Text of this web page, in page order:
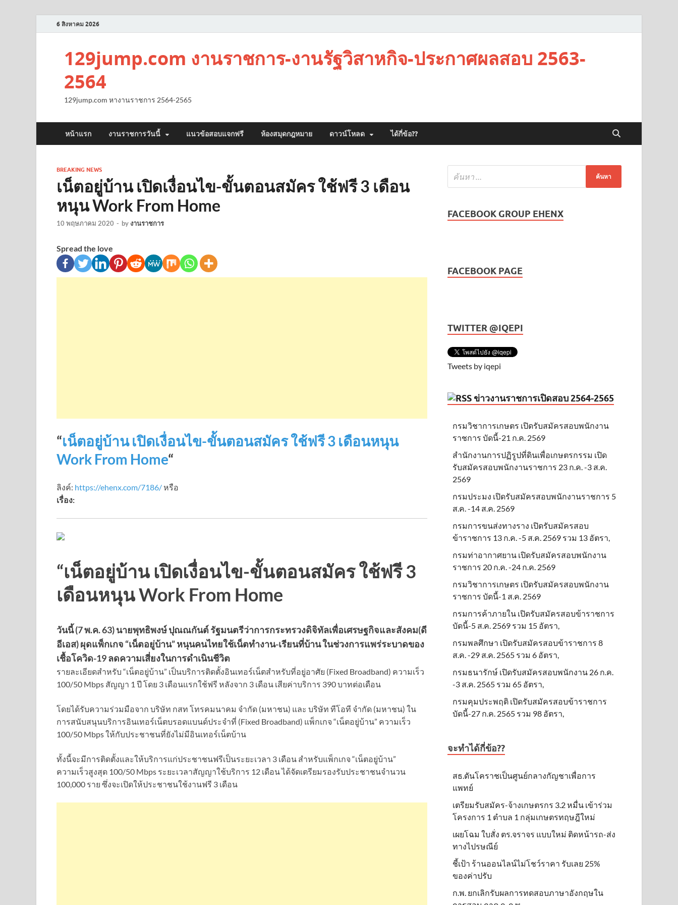
6 สิงหาคม 2026
129jump.com งานราชการ-งานรัฐวิสาหกิจ-ประกาศผลสอบ 2563-
2564
129jump.com หางานราชการ 2564-2565
หน้าแรก งานราชการวันนี้ แนวข้อสอบแจกฟรี ห้องสมุดกฎหมาย ดาวน์โหลด ได้กี่ข้อ??
BREAKING NEWS
เน็ตอยู่บ้าน เปิดเงื่อนไข-ขั้นตอนสมัคร ใช้ฟรี 3 เดือน
หนุน Work From Home
10 พฤษภาคม 2020 - by งานราชการ
Spread the love
“เน็ตอยู่บ้าน เปิดเงื่อนไข-ขั้นตอนสมัคร ใช้ฟรี 3 เดือนหนุน
Work From Home“
ลิงค์: https://ehenx.com/7186/หรือ
เรื่อง:
“เน็ตอยู่บ้าน เปิดเงื่อนไข-ขั้นตอนสมัคร ใช้ฟรี 3
เดือนหนุน Work From Home
วันนี้ (7 พ.ค. 63) นายพุทธิพงษ์ ปุณณกันต์ รัฐมนตรีว่าการกระทรวงดิจิทัลเพื่อเศรษฐกิจและสังคม(ดี
อีเอส) ผุดแพ็กเกจ “เน็ตอยู่บ้าน” หนุนคนไทยใช้เน็ตทำงาน-เรียนที่บ้าน ในช่วงการแพร่ระบาดของ
เชื้อโควิด-19 ลดความเสี่ยงในการดำเนินชีวิต
รายละเอียดสำหรับ “เน็ตอยู่บ้าน” เป็นบริการติดตั้งอินเทอร์เน็ตสำหรับที่อยู่อาศัย (Fixed Broadband) ความเร็ว
100/50 Mbps สัญญา 1 ปี โดย 3 เดือนแรกใช้ฟรี หลังจาก 3 เดือน เสียค่าบริการ 390 บาทต่อเดือน
โดยได้รับความร่วมมือจาก บริษัท กสท โทรคมนาคม จำกัด (มหาชน) และ บริษัท ทีโอที จำกัด (มหาชน) ใน
การสนับสนุนบริการอินเทอร์เน็ตบรอดแบนด์ประจำที่ (Fixed Broadband) แพ็กเกจ “เน็ตอยู่บ้าน” ความเร็ว
100/50 Mbps ให้กับประชาชนที่ยังไม่มีอินเทอร์เน็ตบ้าน
ทั้งนี้จะมีการติดตั้งและให้บริการแก่ประชาชนฟรีเป็นระยะเวลา 3 เดือน สำหรับแพ็กเกจ “เน็ตอยู่บ้าน”
ความเร็วสูงสุด 100/50 Mbps ระยะเวลาสัญญาใช้บริการ 12 เดือน ได้จัดเตรียมรองรับประชาชนจำนวน
100,000 ราย ซึ่งจะเปิดให้ประชาชนใช้งานฟรี 3 เดือน
FACEBOOK GROUP EHENX
FACEBOOK PAGE
TWITTER @IQEPI
Tweets by iqepi
ข่าวงานราชการเปิดสอบ 2564-2565
กรมวิชาการเกษตร เปิดรับสมัครสอบพนักงาน
ราชการ บัดนี้-21 ก.ค. 2569
สำนักงานการปฏิรูปที่ดินเพื่อเกษตรกรรม เปิด
รับสมัครสอบพนักงานราชการ 23 ก.ค. -3 ส.ค.
2569
กรมประมง เปิดรับสมัครสอบพนักงานราชการ 5
ส.ค. -14 ส.ค. 2569
กรมการขนส่งทางราง เปิดรับสมัครสอบ
ข้าราชการ 13 ก.ค. -5 ส.ค. 2569 รวม 13 อัตรา,
กรมท่าอากาศยาน เปิดรับสมัครสอบพนักงาน
ราชการ 20 ก.ค. -24 ก.ค. 2569
กรมวิชาการเกษตร เปิดรับสมัครสอบพนักงาน
ราชการ บัดนี้-1 ส.ค. 2569
กรมการค้าภายใน เปิดรับสมัครสอบข้าราชการ
บัดนี้-5 ส.ค. 2569 รวม 15 อัตรา,
กรมพลศึกษา เปิดรับสมัครสอบข้าราชการ 8
ส.ค. -29 ส.ค. 2565 รวม 6 อัตรา,
กรมธนารักษ์ เปิดรับสมัครสอบพนักงาน 26 ก.ค.
-3 ส.ค. 2565 รวม 65 อัตรา,
กรมคุมประพฤติ เปิดรับสมัครสอบข้าราชการ
บัดนี้-27 ก.ค. 2565 รวม 98 อัตรา,
จะทำได้กี่ข้อ??
สธ.ดันโคราชเป็นศูนย์กลางกัญชาเพื่อการ
แพทย์
เตรียมรับสมัคร-จ้างเกษตรกร 3.2 หมื่น เข้าร่วม
โครงการ 1 ตำบล 1 กลุ่มเกษตรทฤษฎีใหม่
เผยโฉม ใบสั่ง ตร.จราจร แบบใหม่ ติดหน้ารถ-ส่ง
ทางไปรษณีย์
ชี้เป้า ร้านออนไลน์ไม่โชว์ราคา รับเลย 25%
ของค่าปรับ
ก.พ. ยกเลิกรับผลการทดสอบภาษาอังกฤษใน